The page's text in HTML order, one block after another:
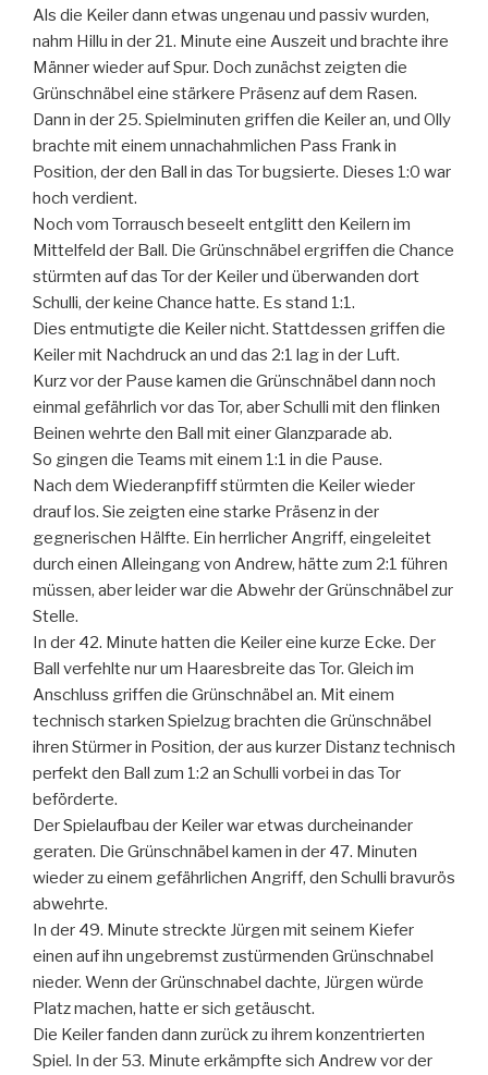
Als die Keiler dann etwas ungenau und passiv wurden,
nahm Hillu in der 21. Minute eine Auszeit und brachte ihre
Männer wieder auf Spur. Doch zunächst zeigten die
Grünschnäbel eine stärkere Präsenz auf dem Rasen.
Dann in der 25. Spielminuten griffen die Keiler an, und Olly
brachte mit einem unnachahmlichen Pass Frank in
Position, der den Ball in das Tor bugsierte. Dieses 1:0 war
hoch verdient.
Noch vom Torrausch beseelt entglitt den Keilern im
Mittelfeld der Ball. Die Grünschnäbel ergriffen die Chance
stürmten auf das Tor der Keiler und überwanden dort
Schulli, der keine Chance hatte. Es stand 1:1.
Dies entmutigte die Keiler nicht. Stattdessen griffen die
Keiler mit Nachdruck an und das 2:1 lag in der Luft.
Kurz vor der Pause kamen die Grünschnäbel dann noch
einmal gefährlich vor das Tor, aber Schulli mit den flinken
Beinen wehrte den Ball mit einer Glanzparade ab.
So gingen die Teams mit einem 1:1 in die Pause.
Nach dem Wiederanpfiff stürmten die Keiler wieder
drauf los. Sie zeigten eine starke Präsenz in der
gegnerischen Hälfte. Ein herrlicher Angriff, eingeleitet
durch einen Alleingang von Andrew, hätte zum 2:1 führen
müssen, aber leider war die Abwehr der Grünschnäbel zur
Stelle.
In der 42. Minute hatten die Keiler eine kurze Ecke. Der
Ball verfehlte nur um Haaresbreite das Tor. Gleich im
Anschluss griffen die Grünschnäbel an. Mit einem
technisch starken Spielzug brachten die Grünschnäbel
ihren Stürmer in Position, der aus kurzer Distanz technisch
perfekt den Ball zum 1:2 an Schulli vorbei in das Tor
beförderte.
Der Spielaufbau der Keiler war etwas durcheinander
geraten. Die Grünschnäbel kamen in der 47. Minuten
wieder zu einem gefährlichen Angriff, den Schulli bravurös
abwehrte.
In der 49. Minute streckte Jürgen mit seinem Kiefer
einen auf ihn ungebremst zustürmenden Grünschnabel
nieder. Wenn der Grünschnabel dachte, Jürgen würde
Platz machen, hatte er sich getäuscht.
Die Keiler fanden dann zurück zu ihrem konzentrierten
Spiel. In der 53. Minute erkämpfte sich Andrew vor der